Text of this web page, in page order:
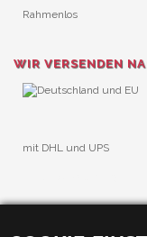
Rahmenlos
WIR VERSENDEN
mit DHL und UPS